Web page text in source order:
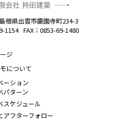
根県出雲市鹿園寺町234-3
1154 FAX：0853-69-1480
ジ
について
ーション
パターン
スケジュール
アフターフォロー